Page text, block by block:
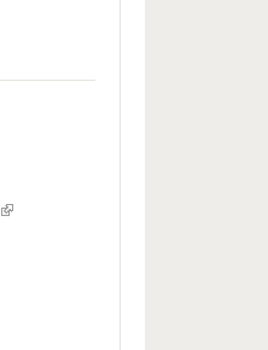
(külső